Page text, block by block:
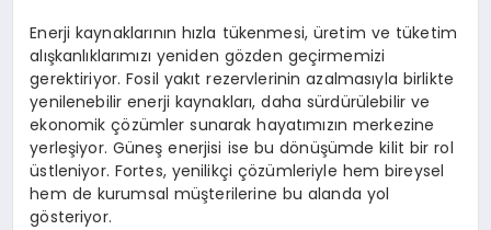
Enerji kaynaklarının hızla tükenmesi, üretim ve tüketim
alışkanlıklarımızı yeniden gözden geçirmemizi
gerektiriyor. Fosil yakıt rezervlerinin azalmasıyla birlikte
yenilenebilir enerji kaynakları, daha sürdürülebilir ve
ekonomik çözümler sunarak hayatımızın merkezine
yerleşiyor. Güneş enerjisi ise bu dönüşümde kilit bir rol
üstleniyor. Fortes, yenilikçi çözümleriyle hem bireysel
hem de kurumsal müşterilerine bu alanda yol
gösteriyor.